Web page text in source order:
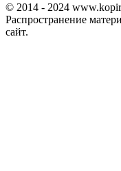
© 2014 - 2024
Распространение
сайт.